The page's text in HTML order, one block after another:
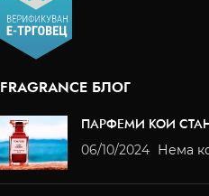
FRAGRANCE БЛОГ
ПАРФЕМИ КОИ
06/10/2024 Нема